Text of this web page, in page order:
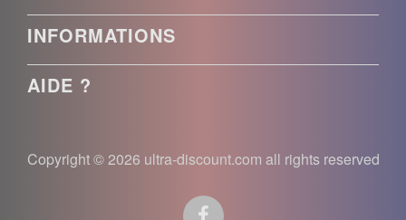
INFORMATIONS
AIDE ?
Copyright © 2026 ultra-discount.com all rights reserved